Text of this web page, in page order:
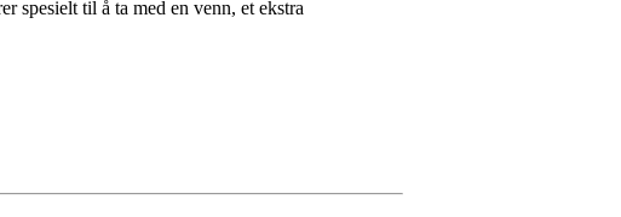
spesielt til å ta med en venn, et ekstra